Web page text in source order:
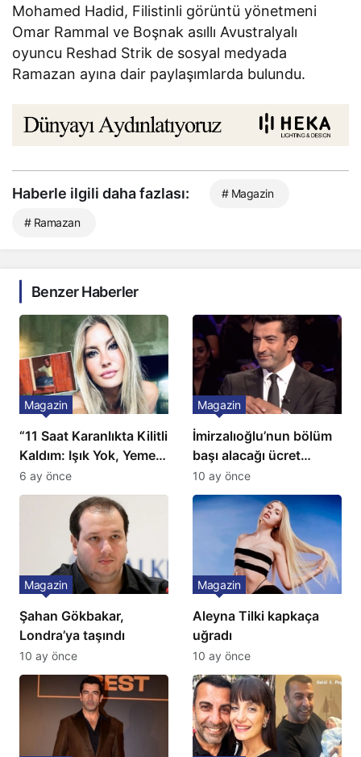
Mohamed Hadid, Filistinli görüntü yönetmeni
Omar Rammal ve Boşnak asıllı Avustralyalı
oyuncu Reshad Strik de sosyal medyada
Ramazan ayına dair paylaşımlarda bulundu.
Haberle ilgili daha fazlası: # Magazin
# Ramazan
Benzer Haberler
“11 Saat Karanlıkta Kilitli
Kaldım: Işık Yok, Yemek
Yok, Tuvalet Yok!”
Çağla Şikel’den Şok
Magazin
6 ay önce
İmirzalıoğlu’nun bölüm
başı alacağı ücret
Türkiye’de bir ilk:
Gözünü 2 ilçeye dikti!
Magazin
10 ay önce
Şahan Gökbakar,
Londra’ya taşındı
Magazin
10 ay önce
Aleyna Tilki kapkaça
uğradı
Magazin
10 ay önce